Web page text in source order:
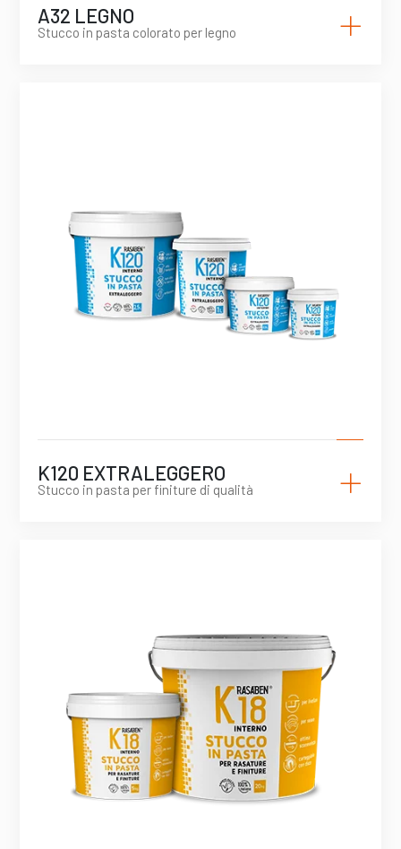
A32 LEGNO
Stucco in pasta colorato per legno +
K120 EXTRALEGGERO
Stucco in pasta per finiture di qualità +